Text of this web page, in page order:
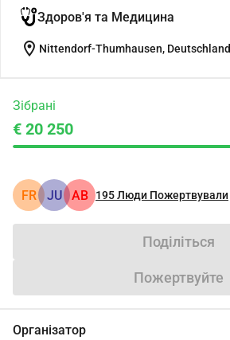
Здоров'я та Медицина
location_on Nittendorf-Thumhausen, Deutschland
Зібрані
€ 20 250
FR JU АВ 195Люди Пожертвували
Поділіться
Пожертвуйте
Організатор